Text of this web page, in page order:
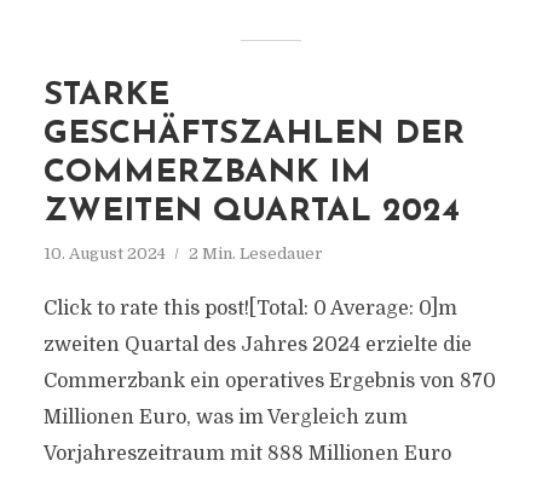
STARKE
GESCHÄFTSZAHLEN DER
COMMERZBANK IM
ZWEITEN QUARTAL 2024
10. August 2024 2 Min. Lesedauer
Click to rate this post![Total: 0 Average: 0]m
zweiten Quartal des Jahres 2024 erzielte die
Commerzbank ein operatives Ergebnis von 870
Millionen Euro, was im Vergleich zum
Vorjahreszeitraum mit 888 Millionen Euro